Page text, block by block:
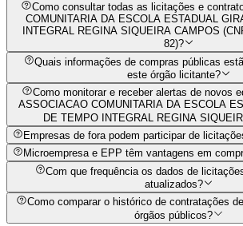
Como consultar todas as licitações e
COMUNITARIA DA ESCOLA ESTADUAL
INTEGRAL REGINA SIQUEIRA CAMPOS
82)?
Quais informações de compras públicas
este órgão licitante?
Como monitorar e receber alertas de novos
ASSOCIACAO COMUNITARIA DA ESCOLA
DE TEMPO INTEGRAL REGINA
Empresas de fora podem participar de
Microempresa e EPP têm vantagens em
Com que frequência os dados de
atualizados?
Como comparar o histórico de contratações
órgãos públicos?